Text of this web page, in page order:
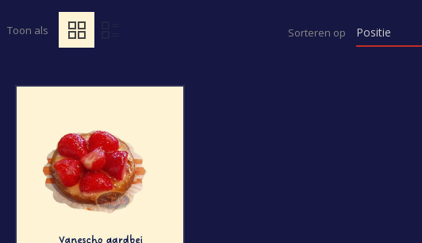
Toon als Sorteren op